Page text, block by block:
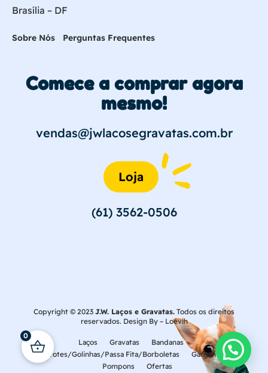
Brasília – DF
Sobre Nós Perguntas Frequentes
Comece a comprar agora
mesmo!
vendas@jwlacosegravatas.com.br
Loja
(61) 3562-0506
Copyright © 2023 J.W. Laços e Gravatas. Todos os direitos
reservados. Design By – Loévih
Laços Gravatas
Bandanas
Laçarotes/Golinhas/Passa Fita/Borboletas
Gargantilhas
Pompons
Ofertas
0